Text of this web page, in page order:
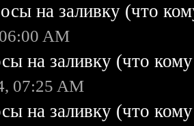
на заливку (что
AM
на заливку (что
07:25 AM
на заливку (что